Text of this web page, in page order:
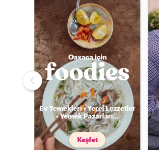
Oaxaca için
Ev Yemekleri • Yerel Lezzetler
• Yemek Pazarları...
Keşfet